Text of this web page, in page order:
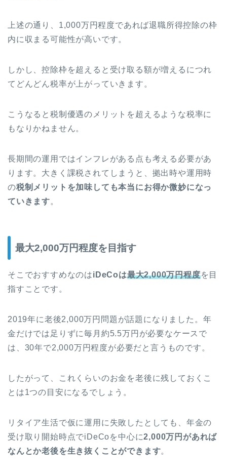
上述の通り、1,000万円程度であれば退職所得控除の枠
内に収まる可能性が高いです。
しかし、控除枠を超えると受け取る額が増えるにつれ
てどんどん税率が上がっていきます。
こうなると税制優遇のメリットを超えるような税率に
もなりかねません。
長期間の運用ではインフレがある点も考える必要があ
ります。大きく課税されてしまうと、拠出時や運用時
の税制メリットを加味しても本当にお得か微妙になっ
ていきます。
最大2,000万円程度を目指す
そこでおすすめなのはiDeCoは最大2,000万円程度を目
指すことです。
2019年に老後2,000万円問題が話題になりました。年
金だけでは足りずに毎月約5.5万円が必要なケースで
は、30年で2,000万円程度が必要だと言うものです。
したがって、これくらいのお金を老後に残しておくこ
とは1つの目安になるでしょう。
リタイア生活で仮に運用に失敗したとしても、年金の
受け取り開始時点でiDeCoを中心に2,000万円があれば
なんとか老後を生き抜くことができます。